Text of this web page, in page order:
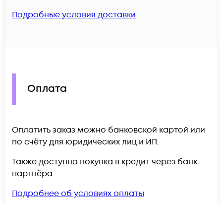
Подробные условия доставки
Оплата
Оплатить заказ можно банковской картой или
по счёту для юридических лиц и ИП.
Также доступна покупка в кредит через банк-
партнёра.
Подробнее об условиях оплаты